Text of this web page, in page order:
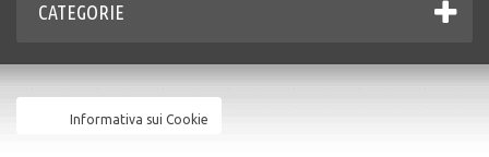
CATEGORIE
Informativa sui Cookie